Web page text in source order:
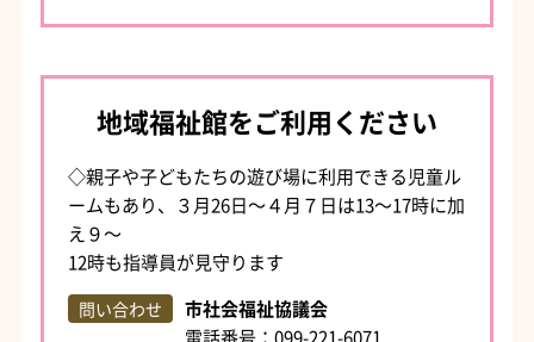
地域福祉館をご利用ください
◇親子や子どもたちの遊び場に利用できる児童ル
ームもあり、３月26日～４月７日は13～17時に加
え９～
12時も指導員が見守ります
問い合わせ
市社会福祉協議会